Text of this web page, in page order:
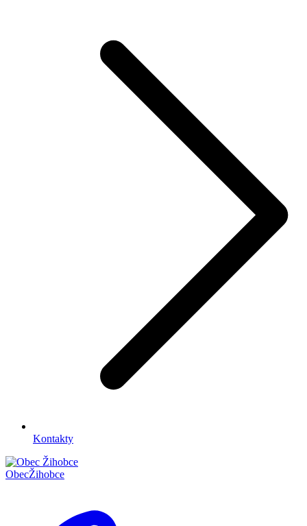
Kontakty
ObecŽihobce